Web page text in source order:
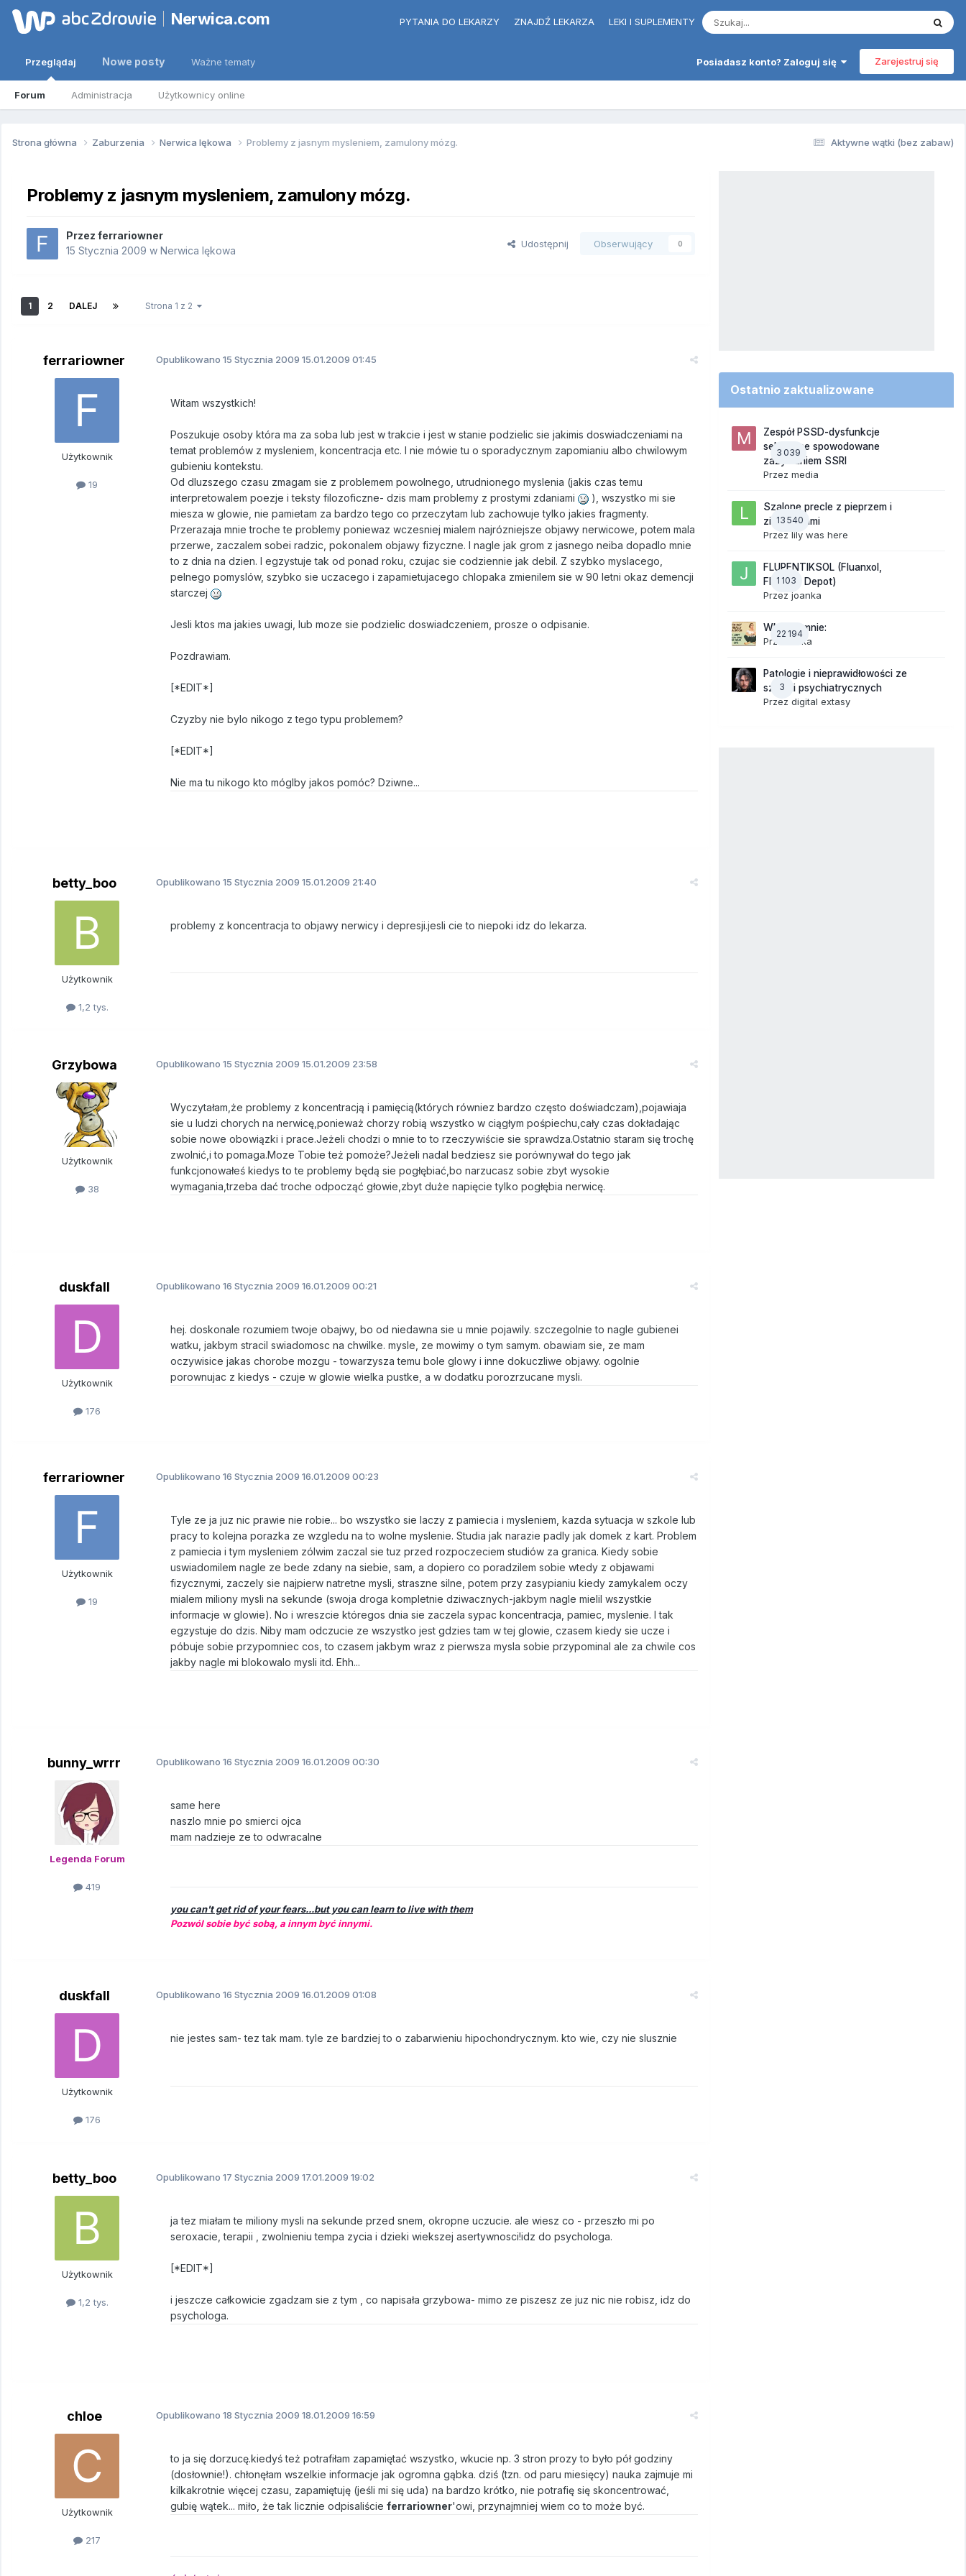
Nerwica.com PYTANIA DO LEKARZY ZNAJDŹ LEKARZA LEKI I SUPLEMENTY
Posiadasz konto? Zaloguj się Zarejestruj się
Przeglądaj
Forum Administracja Użytkownicy online
Nowe posty Ważne tematy
Aktywne wątki (bez zabaw)
Strona główna Zaburzenia Nerwica lękowa Problemy z jasnym mysleniem, zamulony mózg.
Problemy z jasnym mysleniem, zamulony mózg.
Przez ferrariowner
15 Stycznia 2009 w Nerwica lękowa
Udostępnij Obserwujący 0
1 2 DALEJ Strona 1 z 2
ferrariowner
Użytkownik
19
Opublikowano 15 Stycznia 2009 15.01.2009 01:45
Witam wszystkich!
Poszukuje osoby która ma za soba lub jest w trakcie i jest w stanie podzielic sie jakimis doswiadczeniami na
temat problemów z mysleniem, koncentracja etc. I nie mówie tu o sporadycznym zapomianiu albo chwilowym
gubieniu kontekstu.
Od dluzszego czasu zmagam sie z problemem powolnego, utrudnionego myslenia (jakis czas temu
interpretowalem poezje i teksty filozoficzne- dzis mam problemy z prostymi zdaniami
), wszystko mi sie
miesza w glowie, nie pamietam za bardzo tego co przeczytam lub zachowuje tylko jakies fragmenty.
Przerazaja mnie troche te problemy poniewaz wczesniej mialem najrózniejsze objawy nerwicowe, potem mala
przerwe, zaczalem sobei radzic, pokonalem objawy fizyczne. I nagle jak grom z jasnego neiba dopadlo mnie
to z dnia na dzien. I egzystuje tak od ponad roku, czujac sie codziennie jak debil. Z szybko myslacego,
pelnego pomyslów, szybko sie uczacego i zapamietujacego chlopaka zmienilem sie w 90 letni okaz demencji
starczej
Jesli ktos ma jakies uwagi, lub moze sie podzielic doswiadczeniem, prosze o odpisanie.
Pozdrawiam.
[*EDIT*]
Czyzby nie bylo nikogo z tego typu problemem?
[*EDIT*]
Nie ma tu nikogo kto móglby jakos pomóc? Dziwne...
betty_boo
Użytkownik
1,2 tys.
Opublikowano 15 Stycznia 2009 15.01.2009 21:40
problemy z koncentracja to objawy nerwicy i depresji.jesli cie to niepoki idz do lekarza.
Grzybowa
Użytkownik
38
Opublikowano 15 Stycznia 2009 15.01.2009 23:58
Wyczytałam,że problemy z koncentracją i pamięcią(których równiez bardzo często doświadczam),pojawiaja
sie u ludzi chorych na nerwicę,ponieważ chorzy robią wszystko w ciągłym pośpiechu,cały czas dokładając
sobie nowe obowiązki i prace.Jeżeli chodzi o mnie to to rzeczywiście sie sprawdza.Ostatnio staram się trochę
zwolnić,i to pomaga.Moze Tobie też pomoże?Jeżeli nadal bedziesz sie porównywał do tego jak
funkcjonowałeś kiedys to te problemy będą sie pogłębiać,bo narzucasz sobie zbyt wysokie
wymagania,trzeba dać troche odpocząć głowie,zbyt duże napięcie tylko pogłębia nerwicę.
duskfall
Użytkownik
176
Opublikowano 16 Stycznia 2009 16.01.2009 00:21
hej. doskonale rozumiem twoje obajwy, bo od niedawna sie u mnie pojawily. szczegolnie to nagle gubienei
watku, jakbym stracil swiadomosc na chwilke. mysle, ze mowimy o tym samym. obawiam sie, ze mam
oczywisice jakas chorobe mozgu - towarzysza temu bole glowy i inne dokuczliwe objawy. ogolnie
porownujac z kiedys - czuje w glowie wielka pustke, a w dodatku porozrzucane mysli.
ferrariowner
Użytkownik
19
Opublikowano 16 Stycznia 2009 16.01.2009 00:23
Tyle ze ja juz nic prawie nie robie... bo wszystko sie laczy z pamiecia i mysleniem, kazda sytuacja w szkole lub
pracy to kolejna porazka ze wzgledu na to wolne myslenie. Studia jak narazie padly jak domek z kart. Problem
z pamiecia i tym mysleniem zólwim zaczal sie tuz przed rozpoczeciem studiów za granica. Kiedy sobie
uswiadomilem nagle ze bede zdany na siebie, sam, a dopiero co poradzilem sobie wtedy z objawami
fizycznymi, zaczely sie najpierw natretne mysli, straszne silne, potem przy zasypianiu kiedy zamykalem oczy
mialem miliony mysli na sekunde (swoja droga kompletnie dziwacznych-jakbym nagle mielil wszystkie
informacje w glowie). No i wreszcie któregos dnia sie zaczela sypac koncentracja, pamiec, myslenie. I tak
egzystuje do dzis. Niby mam odczucie ze wszystko jest gdzies tam w tej glowie, czasem kiedy sie ucze i
póbuje sobie przypomniec cos, to czasem jakbym wraz z pierwsza mysla sobie przypominal ale za chwile cos
jakby nagle mi blokowalo mysli itd. Ehh...
bunny_wrrr
Legenda Forum
419
Opublikowano 16 Stycznia 2009 16.01.2009 00:30
same here
naszlo mnie po smierci ojca
mam nadzieje ze to odwracalne
you can't get rid of your fears...but you can learn to live with them
Pozwól sobie być sobą, a innym być innymi.
duskfall
Użytkownik
176
Opublikowano 16 Stycznia 2009 16.01.2009 01:08
nie jestes sam- tez tak mam. tyle ze bardziej to o zabarwieniu hipochondrycznym. kto wie, czy nie slusznie
betty_boo
Użytkownik
1,2 tys.
Opublikowano 17 Stycznia 2009 17.01.2009 19:02
ja tez miałam te miliony mysli na sekunde przed snem, okropne uczucie. ale wiesz co - przeszło mi po
seroxacie, terapii , zwolnieniu tempa zycia i dzieki wiekszej asertywnosci!idz do psychologa.
[*EDIT*]
i jeszcze całkowicie zgadzam sie z tym , co napisała grzybowa- mimo ze piszesz ze juz nic nie robisz, idz do
psychologa.
chloe
Użytkownik
217
Opublikowano 18 Stycznia 2009 18.01.2009 16:59
to ja się dorzucę.kiedyś też potrafiłam zapamiętać wszystko, wkucie np. 3 stron prozy to było pół godziny
(dosłownie!). chłonęłam wszelkie informacje jak ogromna gąbka. dziś (tzn. od paru miesięcy) nauka zajmuje mi
kilkakrotnie więcej czasu, zapamiętuję (jeśli mi się uda) na bardzo krótko, nie potrafię się skoncentrować,
gubię wątek... miło, że tak licznie odpisaliście ferrariowner'owi, przynajmniej wiem co to może być.
Ostatnio zaktualizowane
3 039
Zespół PSSD-dysfunkcje
seksualne spowodowane
zażywaniem SSRI
Przez media
13 540
Szalone precle z pieprzem i
ziemniakami
Przez lily was here
1 103
FLUPENTIKSOL (Fluanxol,
Fluanxol Depot)
Przez joanka
22 194
Wkurza mnie:
Przez
linka
3
Patologie i nieprawidłowości ze
szpitali psychiatrycznych
Przez digital extasy